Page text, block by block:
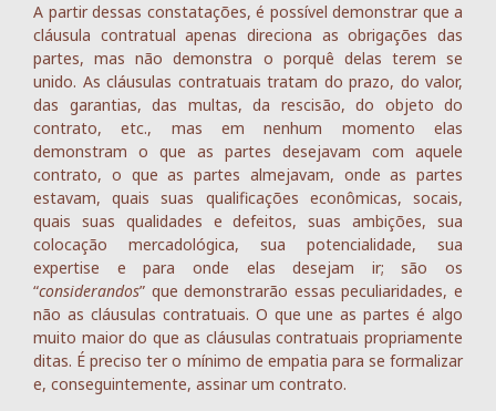
A partir dessas constatações, é possível demonstrar que a
cláusula contratual apenas direciona as obrigações das
partes, mas não demonstra o porquê delas terem se
unido. As cláusulas contratuais tratam do prazo, do valor,
das garantias, das multas, da rescisão, do objeto do
contrato, etc., mas em nenhum momento elas
demonstram o que as partes desejavam com aquele
contrato, o que as partes almejavam, onde as partes
estavam, quais suas qualificações econômicas, socais,
quais suas qualidades e defeitos, suas ambições, sua
colocação mercadológica, sua potencialidade, sua
expertise e para onde elas desejam ir; são os
“considerandos” que demonstrarão essas peculiaridades, e
não as cláusulas contratuais. O que une as partes é algo
muito maior do que as cláusulas contratuais propriamente
ditas. É preciso ter o mínimo de empatia para se formalizar
e, conseguintemente, assinar um contrato.